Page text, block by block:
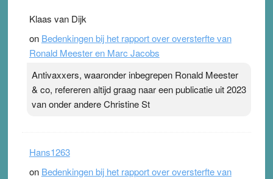
Klaas van Dijk
on Bedenkingen bij het rapport over oversterfte van
Ronald Meester en Marc Jacobs
Antivaxxers, waaronder inbegrepen Ronald Meester
& co, refereren altijd graag naar een publicatie uit 2023
van onder andere Christine St
Hans1263
on Bedenkingen bij het rapport over oversterfte van